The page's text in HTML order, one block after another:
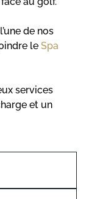
de nos
le Spa
services
et un